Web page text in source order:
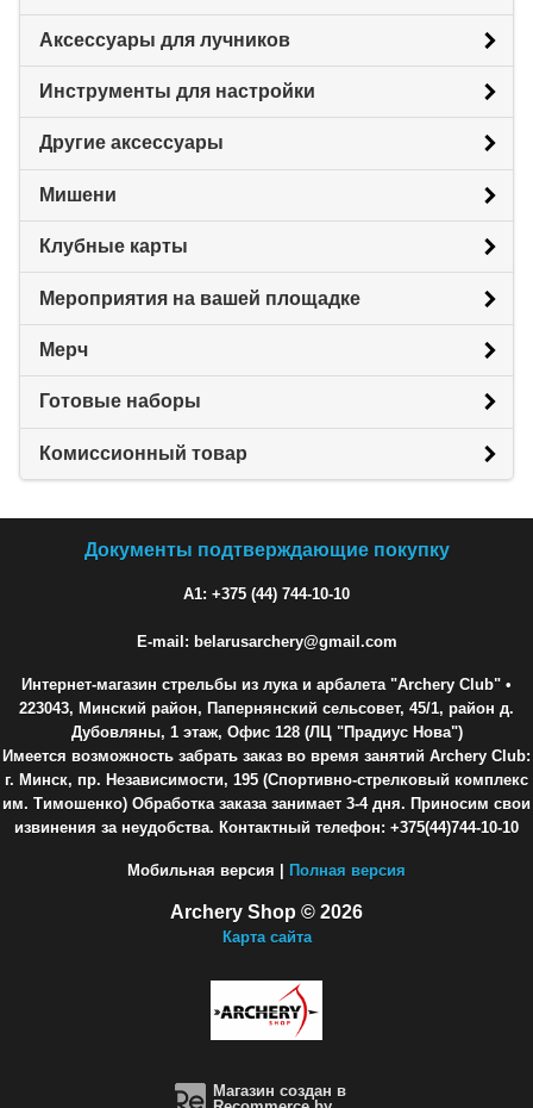
Аксессуары для лучников
Инструменты для настройки
Другие аксессуары
Мишени
Клубные карты
Мероприятия на вашей площадке
Мерч
Готовые наборы
Комиссионный товар
Документы подтверждающие покупку
A1: +375 (44) 744-10-10
E-mail: belarusarchery@gmail.com
Интернет-магазин стрельбы из лука и арбалета "Archery Club" •
223043, Минский район, Папернянский сельсовет, 45/1, район д.
Дубовляны, 1 этаж, Офис 128 (ЛЦ "Прадиус Нова")
Имеется возможность забрать заказ во время занятий Archery Club:
г. Минск, пр. Независимости, 195 (Спортивно-стрелковый комплекс
им. Тимошенко) Обработка заказа занимает 3-4 дня. Приносим свои
извинения за неудобства. Контактный телефон: +375(44)744-10-10
Мобильная версия | Полная версия
Archery Shop © 2026
Карта сайта
Магазин создан в